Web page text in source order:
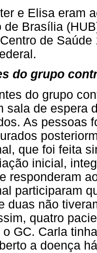
e Elisa eram
de Brasília
de
do grupo
do grupo
sala de espera
As pessoas
que foi feita
inicial,
responderam
participaram
duas não
quatro
GC. Carla
a doença